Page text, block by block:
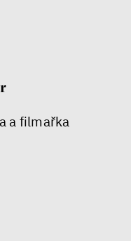
a filmařka